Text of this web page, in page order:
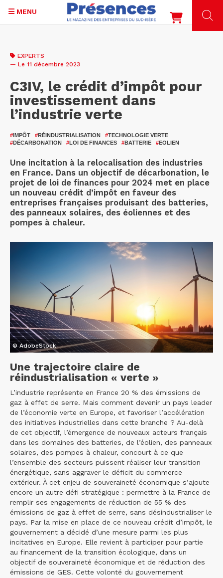
contenu
MENU
EXPERTS
— Le 11 décembre 2023
C3IV, le crédit d’impôt pour
investissement dans
l’industrie verte
#IMPÔT #RÉINDUSTRIALISATION #TECHNOLOGIE VERTE
#DÉCARBONATION #LOI DE FINANCES #BATTERIE #EOLIEN
Une incitation à la relocalisation des industries
en France. Dans un objectif de décarbonation, le
projet de loi de finances pour 2024 met en place
un nouveau crédit d’impôt en faveur des
entreprises françaises produisant des batteries,
des panneaux solaires, des éoliennes et des
pompes à chaleur.
© AdobeStock
Une trajectoire claire de
réindustrialisation « verte »
L’industrie représente en France 20 % des émissions de
gaz à effet de serre. Mais comment devenir un pays leader
de l’économie verte en Europe, et favoriser l’accélération
des initiatives industrielles dans cette branche ? Au-delà
de cet objectif, l’émergence de nouveaux acteurs français
dans les domaines des batteries, de l’éolien, des panneaux
solaires, des pompes à chaleur, concourt à ce que
l’ensemble des secteurs puissent réaliser leur transition
énergétique, sans aggraver le déficit du commerce
extérieur. À cet enjeu de souveraineté économique s’ajoute
encore un autre défi stratégique : permettre à la France de
remplir ses engagements de réduction de 55 % des
émissions de gaz à effet de serre, sans désindustrialiser le
pays. Par la mise en place de ce nouveau crédit d’impôt, le
gouvernement a décidé d’une mesure parmi les plus
incitatives en Europe. Elle revient à participer pour partie
au financement de la transition écologique, dans un
objectif de souveraineté économique et de réduction des
émissions de GES. Cette volonté du gouvernement